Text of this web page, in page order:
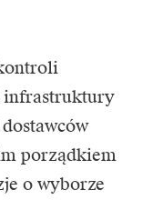
infrastruktury
porządkiem
o wyborze